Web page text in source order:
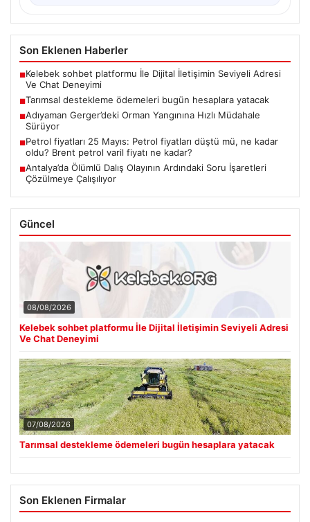
Son Eklenen Haberler
■Kelebek sohbet platformu İle Dijital İletişimin Seviyeli Adresi
Ve Chat Deneyimi
■Tarımsal destekleme ödemeleri bugün hesaplara yatacak
■Adıyaman Gerger’deki Orman Yangınına Hızlı Müdahale
Sürüyor
■Petrol fiyatları 25 Mayıs: Petrol fiyatları düştü mü, ne kadar
oldu? Brent petrol varil fiyatı ne kadar?
■Antalya’da Ölümlü Dalış Olayının Ardındaki Soru İşaretleri
Çözülmeye Çalışılıyor
Güncel
08/08/2026
Kelebek sohbet platformu İle Dijital İletişimin Seviyeli Adresi
Ve Chat Deneyimi
07/08/2026
Tarımsal destekleme ödemeleri bugün hesaplara yatacak
Son Eklenen Firmalar